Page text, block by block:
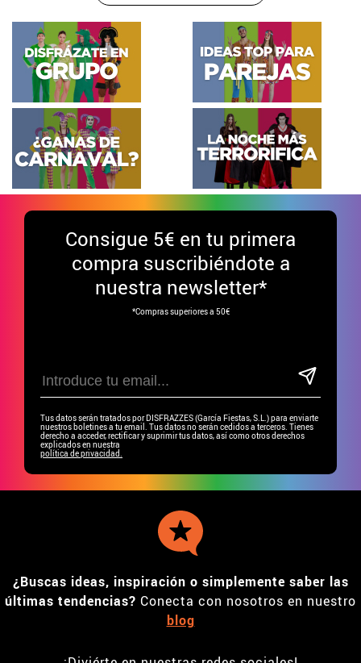
Consigue 5€ en tu primera
compra suscribiéndote a
nuestra newsletter*
*Compras superiores a 50€
Tus datos serán tratados por DISFRAZZES (García Fiestas, S.L.) para enviarte
nuestros boletines a tu email. Tus datos no serán cedidos a terceros. Tienes
derecho a acceder, rectificar y suprimir tus datos, así como otros derechos
explicados en nuestra
política de privacidad.
¿Buscas ideas, inspiración o simplemente saber las
últimas tendencias? Conecta con nosotros en nuestro
blog